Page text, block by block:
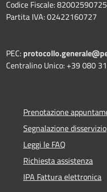
Codice Fiscale: 82002590725
Partita IVA: 02422160727
PEC:
Centralino Unico: +39 080
Prenotazione
Segnalazione disservizio
Leggi le FAQ
Richiesta assistenza
IPA Fattura elettronica